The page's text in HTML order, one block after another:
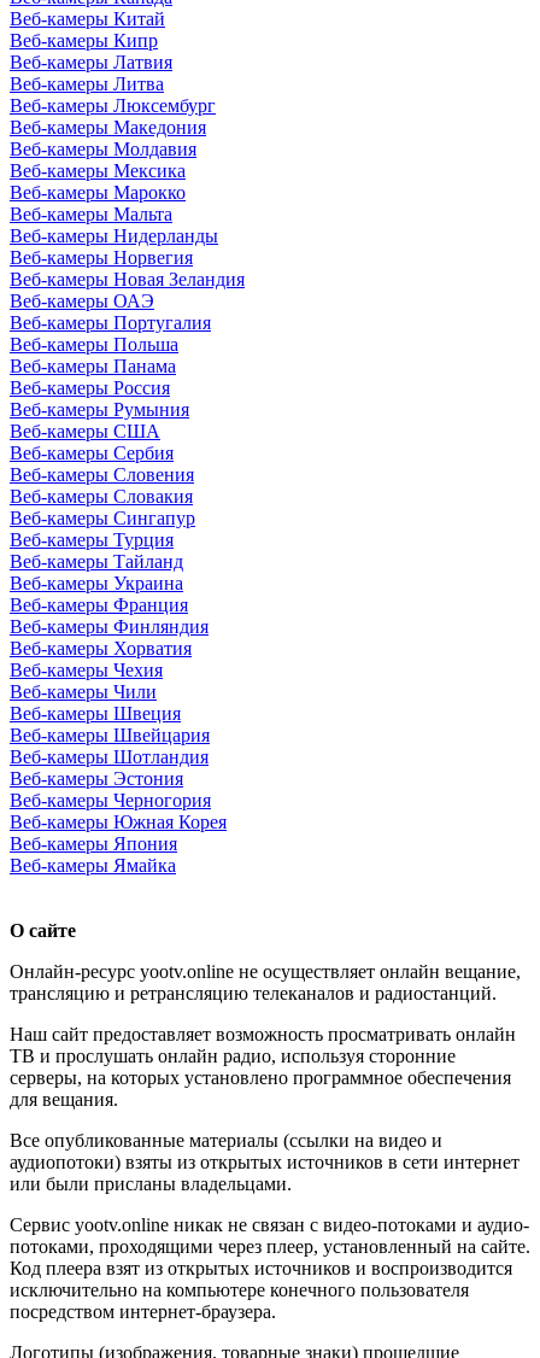
Веб-камеры Китай
Веб-камеры Кипр
Веб-камеры Латвия
Веб-камеры Литва
Веб-камеры Люксембург
Веб-камеры Македония
Веб-камеры Молдавия
Веб-камеры Мексика
Веб-камеры Марокко
Веб-камеры Мальта
Веб-камеры Нидерланды
Веб-камеры Норвегия
Веб-камеры Новая Зеландия
Веб-камеры ОАЭ
Веб-камеры Португалия
Веб-камеры Польша
Веб-камеры Панама
Веб-камеры Россия
Веб-камеры Румыния
Веб-камеры США
Веб-камеры Сербия
Веб-камеры Словения
Веб-камеры Словакия
Веб-камеры Сингапур
Веб-камеры Турция
Веб-камеры Тайланд
Веб-камеры Украина
Веб-камеры Франция
Веб-камеры Финляндия
Веб-камеры Хорватия
Веб-камеры Чехия
Веб-камеры Чили
Веб-камеры Швеция
Веб-камеры Швейцария
Веб-камеры Шотландия
Веб-камеры Эстония
Веб-камеры Черногория
Веб-камеры Южная Корея
Веб-камеры Япония
Веб-камеры Ямайка
О сайте
Онлайн-ресурс yootv.online не осуществляет онлайн вещание,
трансляцию и ретрансляцию телеканалов и радиостанций.
Наш сайт предоставляет возможность просматривать онлайн
ТВ и прослушать онлайн радио, используя сторонние
серверы, на которых установлено программное обеспечения
для вещания.
Все опубликованные материалы (ссылки на видео и
аудиопотоки) взяты из открытых источников в сети интернет
или были присланы владельцами.
Сервис yootv.online никак не связан с видео-потоками и аудио-
потоками, проходящими через плеер, установленный на сайте.
Код плеера взят из открытых источников и воспроизводится
исключительно на компьютере конечного пользователя
посредством интернет-браузера.
Логотипы (изображения, товарные знаки) прошедшие